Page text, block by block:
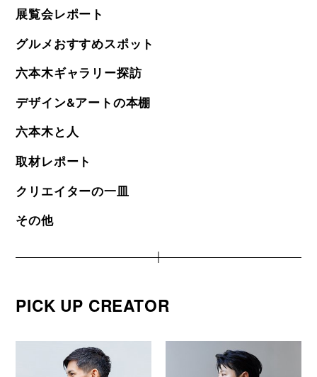
展覧会レポート
グルメおすすめスポット
六本木ギャラリー探訪
デザイン&アートの本棚
六本木と人
取材レポート
クリエイターの一皿
その他
PICK UP CREATOR